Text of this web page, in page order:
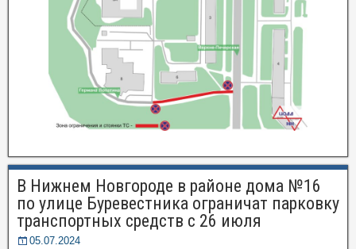
В Нижнем Новгороде в районе дома №16
по улице Буревестника ограничат парковку
транспортных средств с 26 июля
05.07.2024